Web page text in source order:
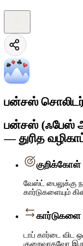
பன்சஸ்
பன்சஸ் (ஃபேஸ்
— துரித
குறிக்கோள்
வேஸ்ட் பைலுக்கு
கார்டுகளையும்
டாப் கார்டை விட
குறைவாகவோ